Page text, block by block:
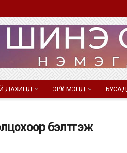
ДАХИНД ЭРҮҮЛ МЭНД БУСАД
бэлтгэж